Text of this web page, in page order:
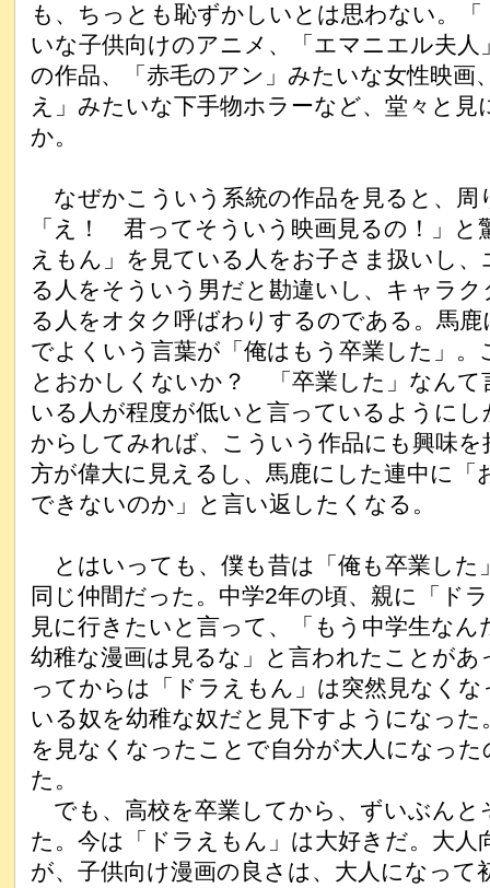
も、ちっとも恥ずかしいとは思わない。
いな子供向けのアニメ、「エマニエル夫人
の作品、「赤毛のアン」みたいな女性映画
え」みたいな下手物ホラーなど、堂々と見
か。
なぜかこういう系統の作品を見ると、周
「え！ 君ってそういう映画見るの！」と
えもん」を見ている人をお子さま扱いし
る人をそういう男だと勘違いし、キャラク
る人をオタク呼ばわりするのである。馬
でよくいう言葉が「俺はもう卒業した」。
とおかしくないか？ 「卒業した」なんて
いる人が程度が低いと言っているように
からしてみれば、こういう作品にも興味
方が偉大に見えるし、馬鹿にした連中に「
できないのか」と言い返したくなる。
とはいっても、僕も昔は「俺も卒業した
同じ仲間だった。中学2年の頃、親に「ド
見に行きたいと言って、「もう中学生な
幼稚な漫画は見るな」と言われたことがあ
ってからは「ドラえもん」は突然見なく
いる奴を幼稚な奴だと見下すようになった
を見なくなったことで自分が大人になっ
た。
でも、高校を卒業してから、ずいぶんと
た。今は「ドラえもん」は大好きだ。大人
が、子供向け漫画の良さは、大人になって